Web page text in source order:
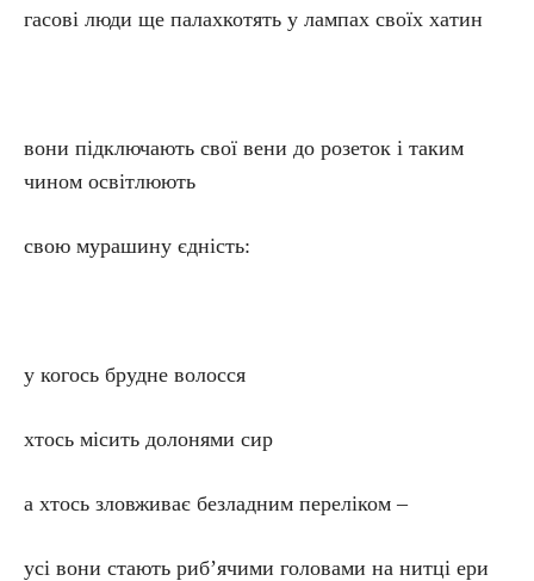
гасові люди ще палахкотять у лампах своїх хатин
вони підключають свої вени до розеток і таким
чином освітлюють
свою мурашину єдність:
у когось брудне волосся
хтось місить долонями сир
а хтось зловживає безладним переліком –
усі вони стають риб’ячими головами на нитці ери